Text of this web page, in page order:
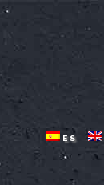
ES